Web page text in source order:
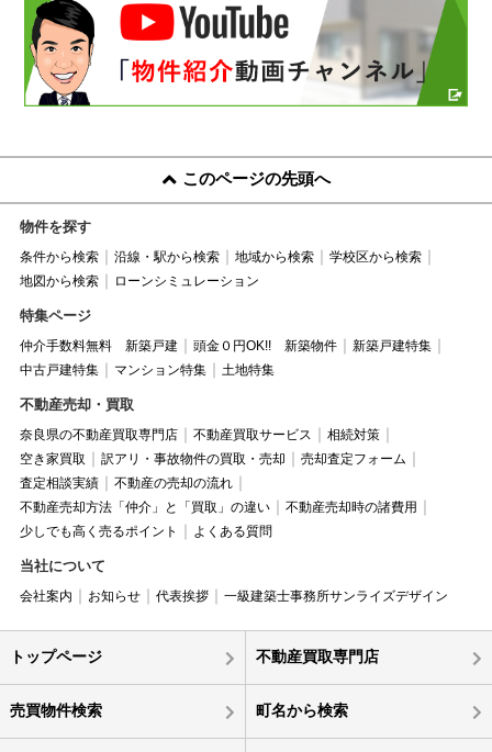
このページの先頭へ
物件を探す
条件から検索 沿線・駅から検索 地域から検索
学校区から検索
地図から検索
ローンシミュレーション
特集ページ
仲介手数料無料 新築戸建 頭金０円OK!! 新築物件
新築戸建特集
中古戸建特集
マンション特集 土地特集
不動産売却・買取
奈良県の不動産買取専門店 不動産買取サービス
相続対策
空き家買取
訳アリ・事故物件の買取・売却
売却査定フォーム
査定相談実績
不動産の売却の流れ
不動産売却方法「仲介」と「買取」の違い
不動産売却時の諸費用
少しでも高く売るポイント
よくある質問
当社について
会社案内 お知らせ 代表挨拶 一級建築士事務所サンライズデザイン
トップページ 不動産買取専門店
売買物件検索 町名から検索